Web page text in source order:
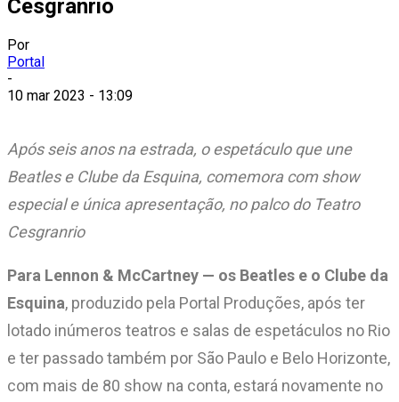
Cesgranrio
Por
Portal
-
10 mar 2023 - 13:09
Após seis anos na estrada, o espetáculo que une
Beatles e Clube da Esquina, comemora com show
especial e única apresentação, no palco do Teatro
Cesgranrio
Para Lennon & McCartney — os Beatles e o Clube da
Esquina, produzido pela Portal Produções, após ter
lotado inúmeros teatros e salas de espetáculos no Rio
e ter passado também por São Paulo e Belo Horizonte,
com mais de 80 show na conta, estará novamente no